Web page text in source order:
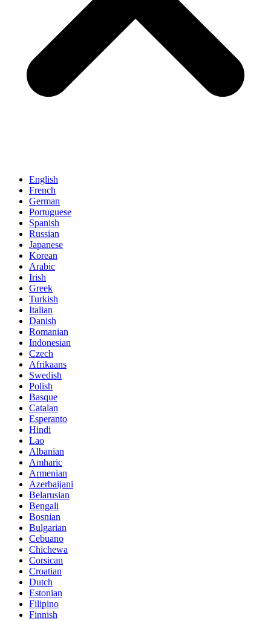
English
French
German
Portuguese
Spanish
Russian
Japanese
Korean
Arabic
Irish
Greek
Turkish
Italian
Danish
Romanian
Indonesian
Czech
Afrikaans
Swedish
Polish
Basque
Catalan
Esperanto
Hindi
Lao
Albanian
Amharic
Armenian
Azerbaijani
Belarusian
Bengali
Bosnian
Bulgarian
Cebuano
Chichewa
Corsican
Croatian
Dutch
Estonian
Filipino
Finnish